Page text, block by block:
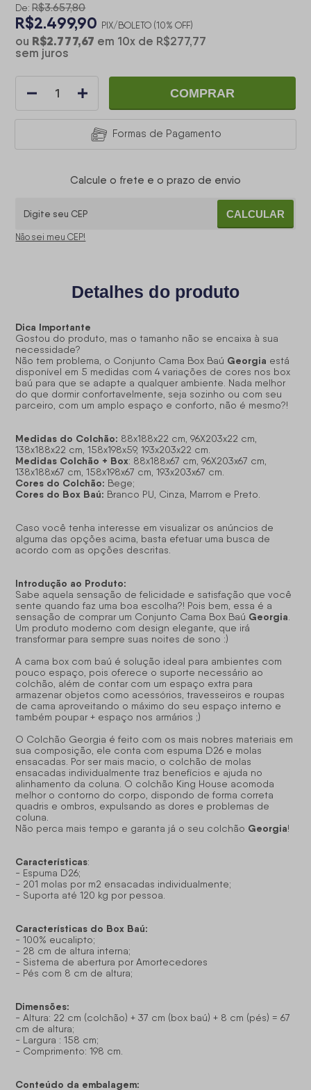
De: R$3.657,80
R$2.499,90 PIX/BOLETO (10% OFF)
ou R$2.777,67 em 10x de R$277,77
sem juros
COMPRAR
Formas de Pagamento
Calcule o frete e o prazo de envio
CALCULAR
Não sei meu CEP!
Detalhes do produto
Dica Importante
Gostou do produto, mas o tamanho não se encaixa à sua
necessidade?
Não tem problema, o Conjunto Cama Box Baú Georgia está
disponível em 5 medidas com 4 variações de cores nos box
baú para que se adapte a qualquer ambiente. Nada melhor
do que dormir confortavelmente, seja sozinho ou com seu
parceiro, com um amplo espaço e conforto, não é mesmo?!
Medidas do Colchão: 88x188x22 cm, 96X203x22 cm,
138x188x22 cm, 158x198x59, 193x203x22 cm.
Medidas Colchão + Box: 88x188x67 cm, 96X203x67 cm,
138x188x67 cm, 158x198x67 cm, 193x203x67 cm.
Cores do Colchão: Bege;
Cores do Box Baú: Branco PU, Cinza, Marrom e Preto.
Caso você tenha interesse em visualizar os anúncios de
alguma das opções acima, basta efetuar uma busca de
acordo com as opções descritas.
Introdução ao Produto:
Sabe aquela sensação de felicidade e satisfação que você
sente quando faz uma boa escolha?! Pois bem, essa é a
sensação de comprar um Conjunto Cama Box Baú Georgia.
Um produto moderno com design elegante, que irá
transformar para sempre suas noites de sono :)
A cama box com baú é solução ideal para ambientes com
pouco espaço, pois oferece o suporte necessário ao
colchão, além de contar com um espaço extra para
armazenar objetos como acessórios, travesseiros e roupas
de cama aproveitando o máximo do seu espaço interno e
também poupar + espaço nos armários ;)
O Colchão Georgia é feito com os mais nobres materiais em
sua composição, ele conta com espuma D26 e molas
ensacadas. Por ser mais macio, o colchão de molas
ensacadas individualmente traz benefícios e ajuda no
alinhamento da coluna. O colchão King House acomoda
melhor o contorno do corpo, dispondo de forma correta
quadris e ombros, expulsando as dores e problemas de
coluna.
Não perca mais tempo e garanta já o seu colchão Georgia!
Características:
- Espuma D26;
- 201 molas por m2 ensacadas individualmente;
- Suporta até 120 kg por pessoa.
Características do Box Baú:
- 100% eucalipto;
- 28 cm de altura interna;
- Sistema de abertura por Amortecedores
- Pés com 8 cm de altura;
Dimensões:
- Altura: 22 cm (colchão) + 37 cm (box baú) + 8 cm (pés) = 67
cm de altura;
- Largura : 158 cm;
- Comprimento: 198 cm.
Conteúdo da embalagem: